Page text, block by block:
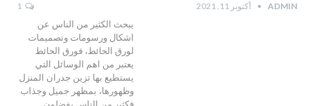
ADMIN أكتوبر 11, 2021
يبحث الكثير من الناس عن
اشكال ورسومات وتصميمات
لورق الحائط، فورق الحائط
يعتبر من اهم الوسائل التي
يستطيع بها تزين جدران المنزل
وظهورها، بمظهر جميل وجذاب